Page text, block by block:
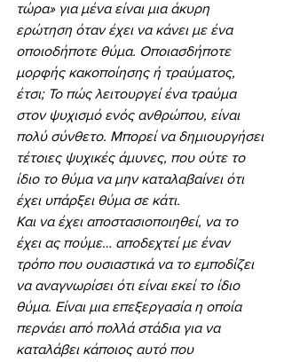
τώρα» για μένα είναι μια άκυρη
ερώτηση όταν έχει να κάνει με ένα
οποιοδήποτε θύμα. Οποιασδήποτε
μορφής κακοποίησης ή τραύματος,
έτσι; Το πώς λειτουργεί ένα τραύμα
στον ψυχισμό ενός ανθρώπου, είναι
πολύ σύνθετο. Μπορεί να δημιουργήσει
τέτοιες ψυχικές άμυνες, που ούτε το
ίδιο το θύμα να μην καταλαβαίνει ότι
έχει υπάρξει θύμα σε κάτι.
Και να έχει αποστασιοποιηθεί, να το
έχει ας πούμε… αποδεχτεί με έναν
τρόπο που ουσιαστικά να το εμποδίζει
να αναγνωρίσει ότι είναι εκεί το ίδιο
θύμα. Είναι μια επεξεργασία η οποία
περνάει από πολλά στάδια για να
καταλάβει κάποιος αυτό που